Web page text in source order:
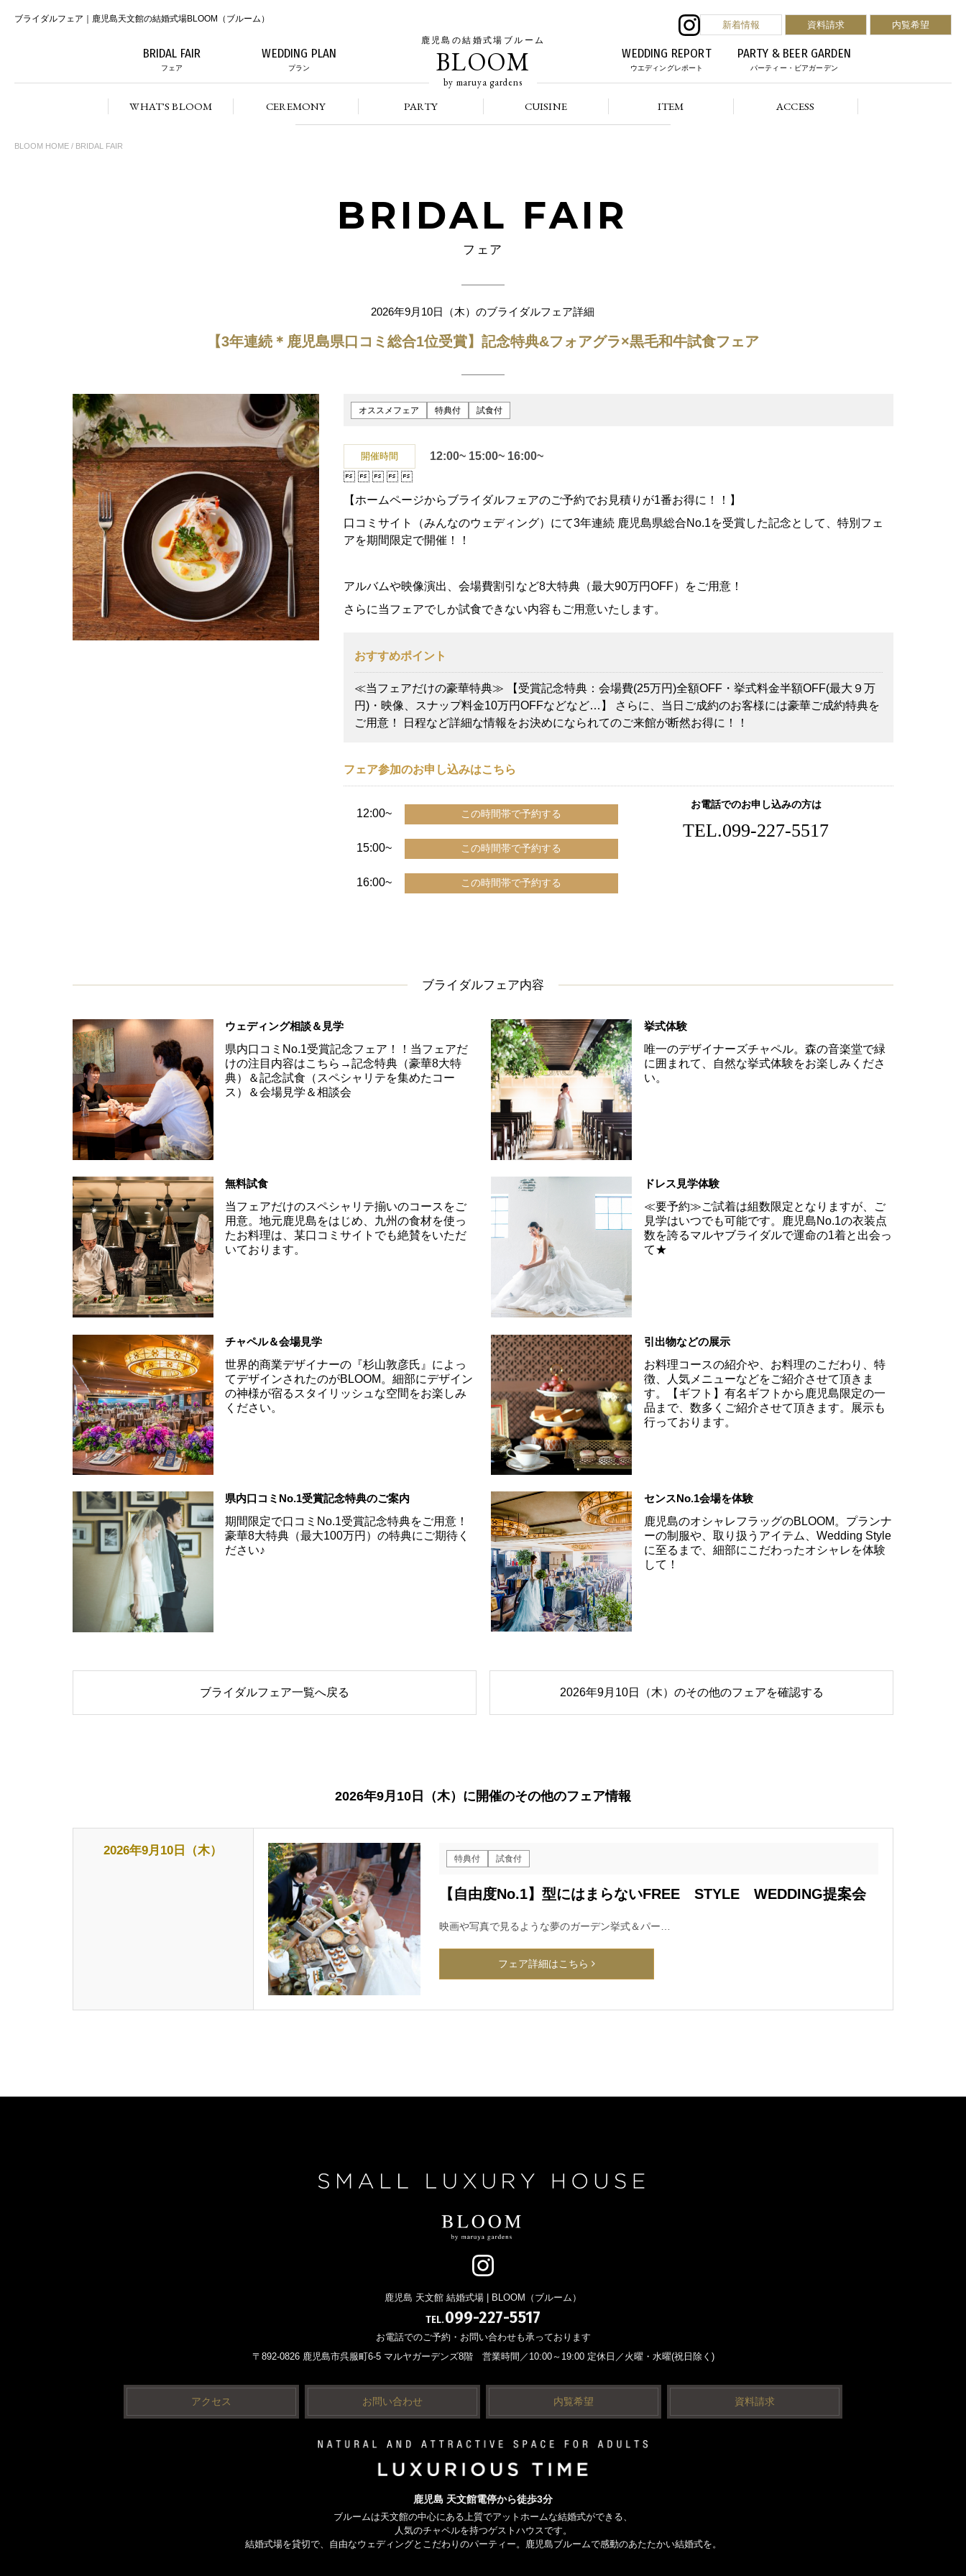
ブライダルフェア｜鹿児島天文館の結婚式場BLOOM（ブルーム）
新着情報 資料請求 内覧希望
BRIDAL FAIR
フェア
WEDDING PLAN
プラン
鹿児島の結婚式場ブルーム
BLOOM WEDDING REPORT
ウエディングレポート
PARTY & BEER GARDEN
パーティー・ビアガーデン
by maruya gardens
WHAT'S BLOOM CEREMONY PARTY CUISINE ITEM ACCESS
BLOOM HOME / BRIDAL FAIR
BRIDAL FAIR
フェア
2026年9月10日（木）のブライダルフェア詳細
【3年連続＊鹿児島県口コミ総合1位受賞】記念特典&フォアグラ×黒毛和牛試食フェア
オススメフェア 特典付 試食付
開催時間 12:00~ 15:00~ 16:00~
【ホームページからブライダルフェアのご予約でお見積りが1番お得に！！】
口コミサイト（みんなのウェディング）にて3年連続 鹿児島県総合No.1を受賞した記念として、特別フェ
アを期間限定で開催！！
アルバムや映像演出、会場費割引など8大特典（最大90万円OFF）をご用意！
さらに当フェアでしか試食できない内容もご用意いたします。
おすすめポイント
≪当フェアだけの豪華特典≫ 【受賞記念特典：会場費(25万円)全額OFF・挙式料金半額OFF(最大９万
円)・映像、スナップ料金10万円OFFなどなど…】 さらに、当日ご成約のお客様には豪華ご成約特典を
ご用意！ 日程など詳細な情報をお決めになられてのご来館が断然お得に！！
フェア参加のお申し込みはこちら
12:00~
15:00~
16:00~
お電話でのお申し込みの方は
TEL.099-227-5517
ブライダルフェア内容
ウェディング相談＆見学
県内口コミNo.1受賞記念フェア！！当フェアだ
けの注目内容はこちら→記念特典（豪華8大特
典）＆記念試食（スペシャリテを集めたコー
ス）＆会場見学＆相談会
挙式体験
唯一のデザイナーズチャペル。森の音楽堂で緑
に囲まれて、自然な挙式体験をお楽しみくださ
い。
無料試食
当フェアだけのスペシャリテ揃いのコースをご
用意。地元鹿児島をはじめ、九州の食材を使っ
たお料理は、某口コミサイトでも絶賛をいただ
いております。
ドレス見学体験
≪要予約≫ご試着は組数限定となりますが、ご
見学はいつでも可能です。鹿児島No.1の衣装点
数を誇るマルヤブライダルで運命の1着と出会っ
て★
チャペル＆会場見学
世界的商業デザイナーの『杉山敦彦氏』によっ
てデザインされたのがBLOOM。細部にデザイン
の神様が宿るスタイリッシュな空間をお楽しみ
ください。
引出物などの展示
お料理コースの紹介や、お料理のこだわり、特
徴、人気メニューなどをご紹介させて頂きま
す。【ギフト】有名ギフトから鹿児島限定の一
品まで、数多くご紹介させて頂きます。展示も
行っております。
県内口コミNo.1受賞記念特典のご案内
期間限定で口コミNo.1受賞記念特典をご用意！
豪華8大特典（最大100万円）の特典にご期待く
ださい♪
センスNo.1会場を体験
鹿児島のオシャレフラッグのBLOOM。プランナ
ーの制服や、取り扱うアイテム、Wedding Style
に至るまで、細部にこだわったオシャレを体験
して！
ブライダルフェア一覧へ戻る 2026年9月10日（木）のその他のフェアを確認する
2026年9月10日（木）に開催のその他のフェア情報
2026年9月10日（木）
特典付 試食付
【自由度No.1】型にはまらないFREE STYLE WEDDING提案会
映画や写真で見るような夢のガーデン挙式＆パー…
フェア詳細はこちら
鹿児島 天文館 結婚式場 | BLOOM（ブルーム）
TEL.099-227-5517
お電話でのご予約・お問い合わせも承っております
〒892-0826 鹿児島市呉服町6-5 マルヤガーデンズ8階 営業時間／10:00～19:00 定休日／火曜・水曜(祝日除く)
アクセス お問い合わせ 内覧希望 資料請求
鹿児島 天文館電停から徒歩3分
ブルームは天文館の中心にある上質でアットホームな結婚式ができる、
人気のチャペルを持つゲストハウスです。
結婚式場を貸切で、自由なウェディングとこだわりのパーティー。 鹿児島ブルームで感動のあたたかい結婚式を。